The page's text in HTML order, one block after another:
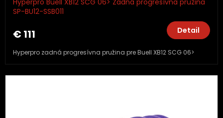
SP-BU12-SSB011
€ 111 Detail
Hyperpro zadná progresívna pružina pre Buell XB12 SCG 06>